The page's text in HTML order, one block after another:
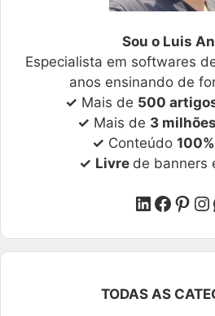
Sou o Luis
Especialista em softwares
anos ensinando de
✓ Mais de 500
✓ Mais de 3 milhões
✓ Conteúdo
✓ Livre de banners
LinkedIn
TODAS AS